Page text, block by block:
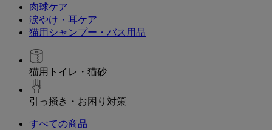
肉球ケア
涙やけ・耳ケア
猫用シャンプー・バス用品
猫用トイレ・猫砂
引っ掻き・お困り対策
すべての商品